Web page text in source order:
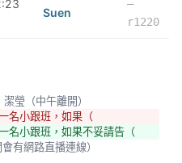
Suen
–
r1220
瑩（中午離開）
名小跟班，如果（
名小跟班，如果不妥請告（
會有網路直播連線）